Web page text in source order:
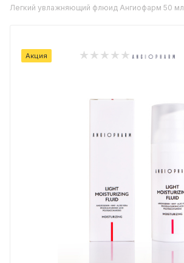
Легкий увлажняющий флюид Ангиофарм 50 мл
Акция